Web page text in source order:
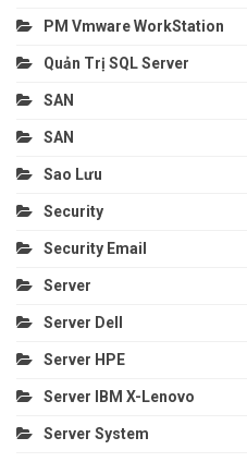
PM Vmware WorkStation
Quản Trị SQL Server
SAN
SAN
Sao Lưu
Security
Security Email
Server
Server Dell
Server HPE
Server IBM X-Lenovo
Server System